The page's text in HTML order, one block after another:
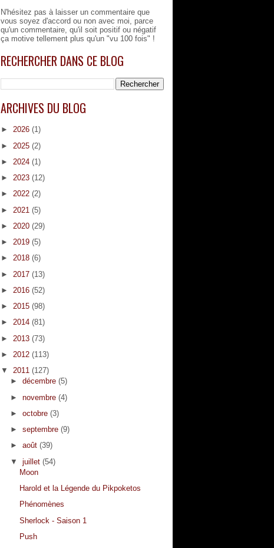
N'hésitez pas à laisser un commentaire que
vous soyez d'accord ou non avec moi, parce
qu'un commentaire, qu'il soit positif ou négatif
ça motive tellement plus qu'un "vu 100 fois" !
RECHERCHER DANS CE BLOG
ARCHIVES DU BLOG
► 2026 (1)
► 2025 (2)
► 2024 (1)
► 2023 (12)
► 2022 (2)
► 2021 (5)
► 2020 (29)
► 2019 (5)
► 2018 (6)
► 2017 (13)
► 2016 (52)
► 2015 (98)
► 2014 (81)
► 2013 (73)
► 2012 (113)
▼ 2011 (127)
► décembre (5)
► novembre (4)
► octobre (3)
► septembre (9)
► août (39)
▼ juillet (54)
Moon
Harold et la Légende du Pikpoketos
Phénomènes
Sherlock - Saison 1
Push